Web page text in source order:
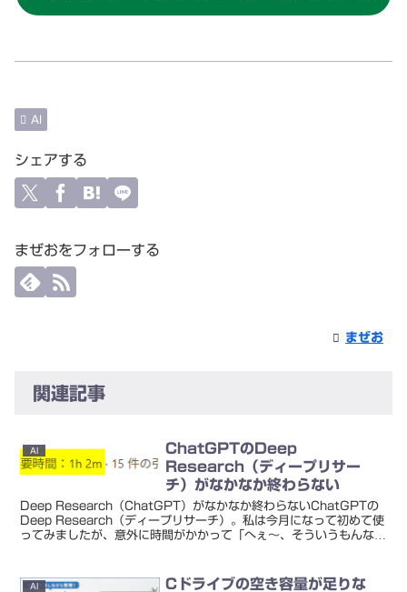
AI
シェアする
まぜおをフォローする
まぜお
関連記事
AI
ChatGPTのDeep
Research（ディープリサー
チ）がなかなか終わらない
Deep Research（ChatGPT）がなかなか終わらないChatGPTの
Deep Research（ディープリサーチ）。私は今月になって初めて使
ってみましたが、意外に時間がかかって「へぇ～、そういうもんなん
AI
Cドライブの空き容量が足りな